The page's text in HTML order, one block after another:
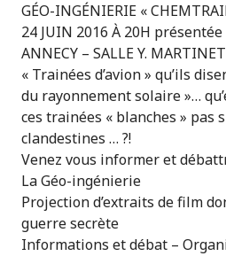
GÉO-INGÉNIERIE «
24 JUIN 2016 À 20H
ANNECY – SALLE Y. MARTINET
« Trainées d’avion » qu’ils
du rayonnement solaire »…
ces trainées « blanches » pas
clandestines … ?!
Venez vous informer et
La Géo-ingénierie
Projection d’extraits de film
guerre secrète
Informations et débat –